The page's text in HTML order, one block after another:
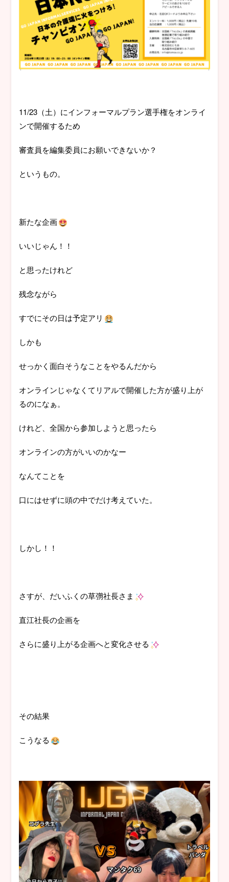
11/23（土）にインフォーマルプラン選手権をオンライ
ンで開催するため
審査員を編集委員にお願いできないか？
というもの。
新たな企画
いいじゃん！！
と思ったけれど
残念ながら
すでにその日は予定アリ
しかも
せっかく面白そうなことをやるんだから
オンラインじゃなくてリアルで開催した方が盛り上が
るのになぁ。
けれど、全国から参加しようと思ったら
オンラインの方がいいのかなー
なんてことを
口にはせずに頭の中でだけ考えていた。
しかし！！
さすが、だいふくの草彅社長さま
直江社長の企画を
さらに盛り上がる企画へと変化させる
その結果
こうなる